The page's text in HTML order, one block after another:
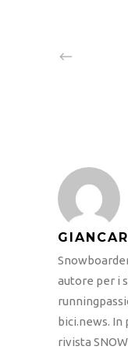
autore per i
bici.news. In
rivista